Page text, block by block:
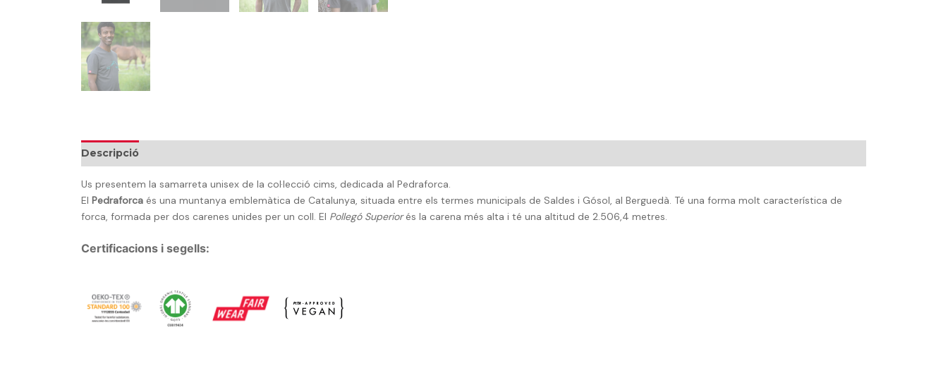
Descripció
Us presentem la samarreta unisex de la col·lecció cims, dedicada al Pedraforca.
ElPedraforca és una muntanya emblemàtica de Catalunya, situada entre els termes municipals de Saldes i Gósol, al Berguedà. Té una forma molt característica de
forca, formada per dos carenes unides per un coll. El Pollegó Superiorés la carena més alta i té una altitud de 2.506,4 metres.
Certificacions i segells: